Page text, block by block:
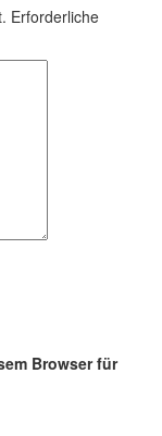
Erforderliche
Browser für